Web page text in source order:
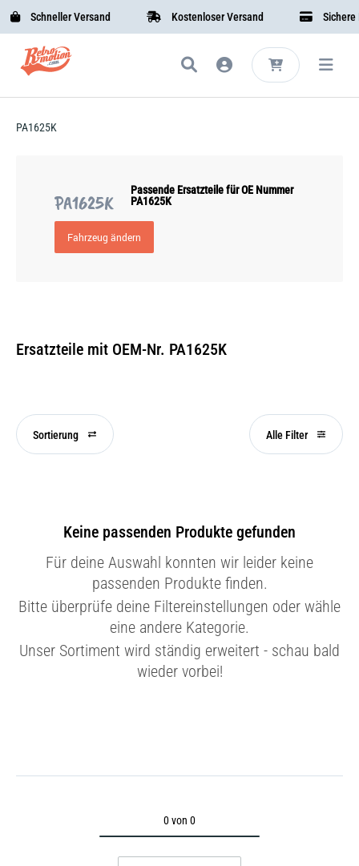
Schneller Versand Kostenloser Versand Sichere
PA1625K
PA1625K
Passende Ersatzteile für OE Nummer
PA1625K
Fahrzeug ändern
Ersatzteile mit OEM-Nr. PA1625K
Sortierung Alle Filter
Keine passenden Produkte gefunden
Für deine Auswahl konnten wir leider keine
passenden Produkte finden.
Bitte überprüfe deine Filtereinstellungen oder wähle
eine andere Kategorie.
Unser Sortiment wird ständig erweitert - schau bald
wieder vorbei!
0 von 0